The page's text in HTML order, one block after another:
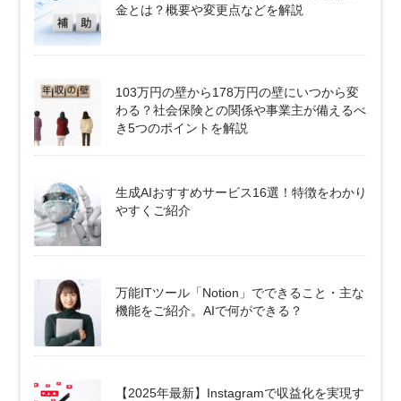
金とは？概要や変更点などを解説
103万円の壁から178万円の壁にいつから変
わる？社会保険との関係や事業主が備えるべ
き5つのポイントを解説
生成AIおすすめサービス16選！特徴をわかり
やすくご紹介
万能ITツール「Notion」でできること・主な
機能をご紹介。AIで何ができる？
【2025年最新】Instagramで収益化を実現す